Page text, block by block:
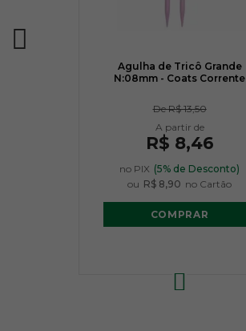
Agulha de Tricô Grande
N:08mm - Coats Corrente
DeR$ 13,50
R$ 8,46
no PIX (5% de Desconto)
ou R$ 8,90 no Cartão
COMPRAR